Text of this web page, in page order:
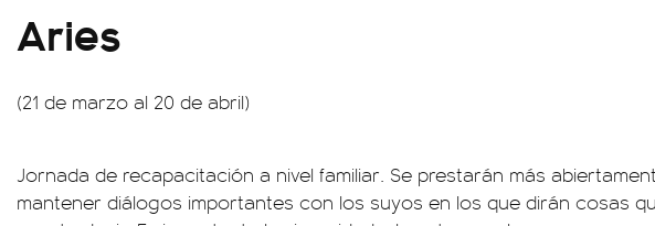
Aries
(21 de marzo al 20 de abril)
Jornada de recapacitación a nivel familiar. Se prestarán más
mantener diálogos importantes con los suyos en los que dirán cosas